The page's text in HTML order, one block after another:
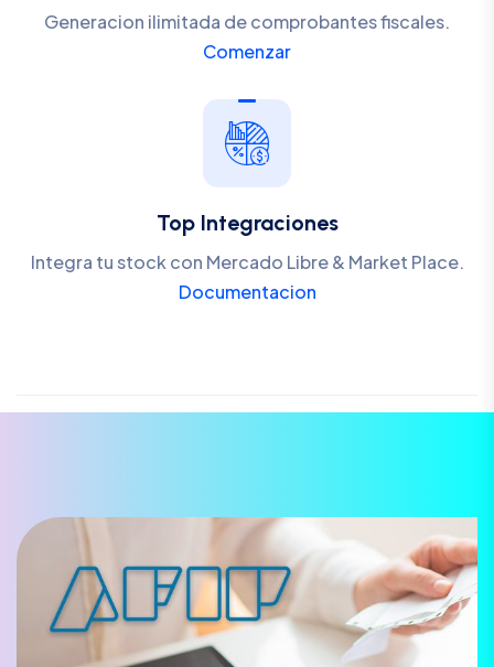
Generacion ilimitada de comprobantes fiscales.
Comenzar
Top Integraciones
Integra tu stock con Mercado Libre & Market Place.
Documentacion